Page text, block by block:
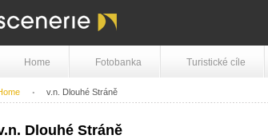
Home Fotobanka Turistické cíle
v.n. Dlouhé Stráně
Dlouhé Stráně